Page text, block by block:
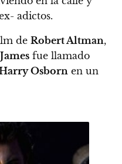
adictos.
de Robert Altman,
James fue llamado
Osborn en un